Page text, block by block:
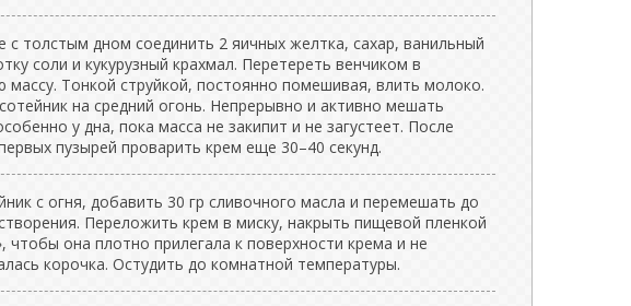
с толстым дном соединить 2 яичных желтка, сахар, ванильный
соли и кукурузный крахмал. Перетереть венчиком в
массу. Тонкой струйкой, постоянно помешивая, влить молоко.
на средний огонь. Непрерывно и активно мешать
у дна, пока масса не закипит и не загустеет. После
пузырей проварить крем еще 30–40 секунд.
с огня, добавить 30 гр сливочного масла и перемешать до
Переложить крем в миску, накрыть пищевой пленкой
чтобы она плотно прилегала к поверхности крема и не
корочка. Остудить до комнатной температуры.